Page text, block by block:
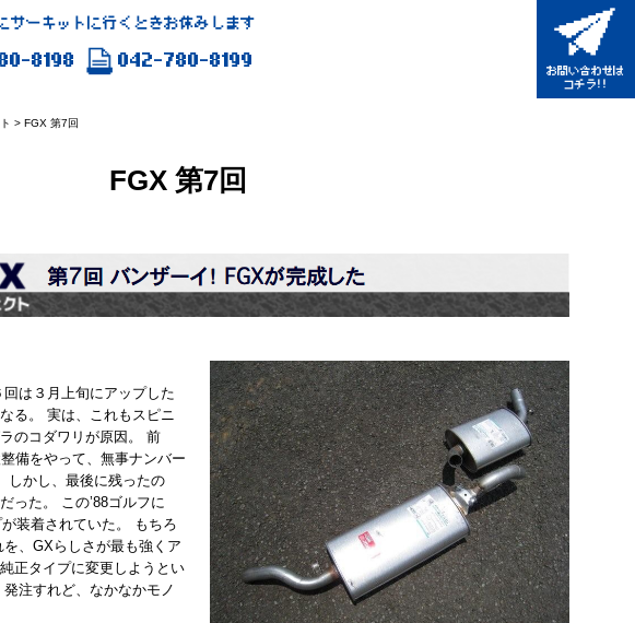
ーキットに行くときお休みします
8198 042-780-8199
> FGX 第7回
FGX 第7回
は３月上旬にアップした
る。 実は、これもスピニ
のコダワリが原因。 前
備をやって、無事ナンバー
しかし、最後に残ったの
った。 この’88ゴルフに
装着されていた。 もちろ
、GXらしさが最も強くア
正タイプに変更しようとい
注すれど、なかなかモノ